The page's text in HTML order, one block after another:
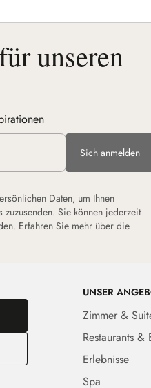
unseren
Sich anmelden
Daten, um Ihnen
Sie können jederzeit
Erfahren Sie mehr über die
UNSER
Zimmer &
Restaurants &
Erlebnisse
Spa